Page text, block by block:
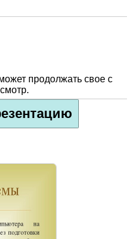
продолжать свое с